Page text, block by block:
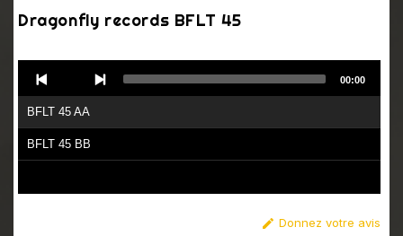
Dragonfly records BFLT 45
Player
BFLT 45 AA
BFLT 45 BB
00:00
 Donnez votre avis